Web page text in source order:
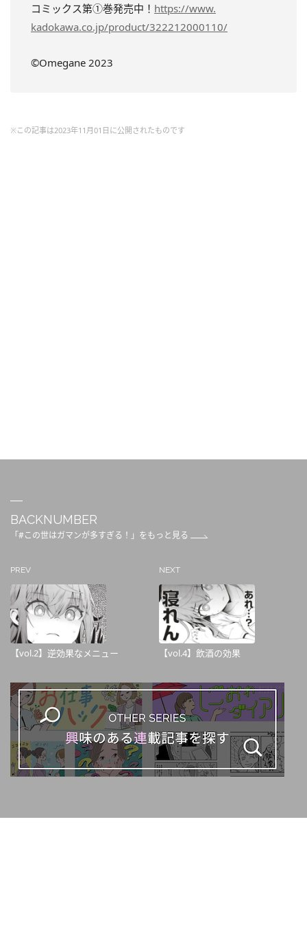
コミックス第①巻発売中！ https://www.
kadokawa.co.jp/product/322212000110/
©Omegane 2023
※この記事は2023年11月01日に公開されたものです
BACKNUMBER
「#この世はガマンが多すぎる！」をもっと見る
PREV
【vol.2】逆効果なメニュー
NEXT
【vol.4】飲酒の効果